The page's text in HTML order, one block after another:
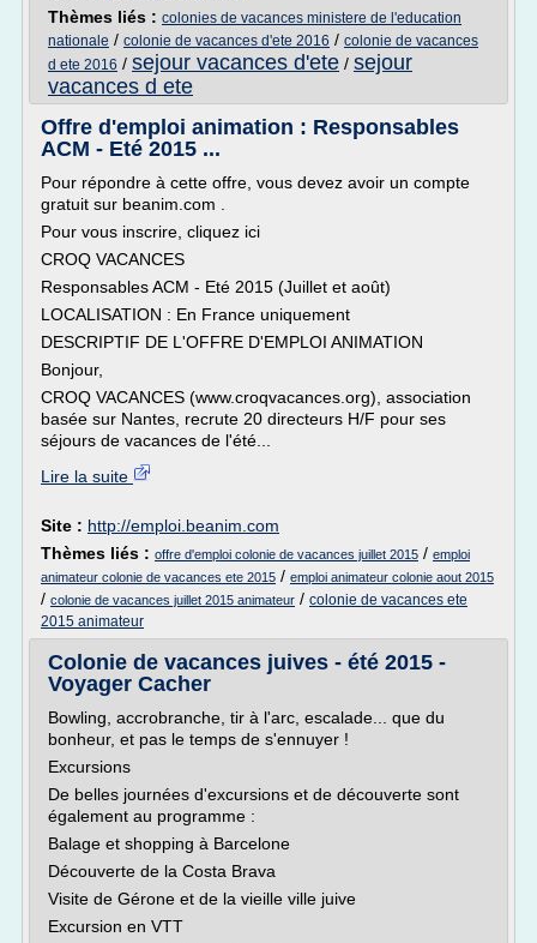
Thèmes liés : colonies de vacances ministere de l'education
nationale / colonie de vacances d'ete 2016 / colonie de vacances
d ete 2016 / sejour vacances d'ete / sejour
vacances d ete
Offre d'emploi animation : Responsables
ACM - Eté 2015 ...
Pour répondre à cette offre, vous devez avoir un compte
gratuit sur beanim.com .
Pour vous inscrire, cliquez ici
CROQ VACANCES
Responsables ACM - Eté 2015 (Juillet et août)
LOCALISATION : En France uniquement
DESCRIPTIF DE L'OFFRE D'EMPLOI ANIMATION
Bonjour,
CROQ VACANCES (www.croqvacances.org), association
basée sur Nantes, recrute 20 directeurs H/F pour ses
séjours de vacances de l'été...
Lire la suite
Site : http://emploi.beanim.com
Thèmes liés : offre d'emploi colonie de vacances juillet 2015 / emploi
animateur colonie de vacances ete 2015 / emploi animateur colonie aout 2015
/ colonie de vacances juillet 2015 animateur / colonie de vacances ete
2015 animateur
Colonie de vacances juives - été 2015 -
Voyager Cacher
Bowling, accrobranche, tir à l'arc, escalade... que du
bonheur, et pas le temps de s'ennuyer !
Excursions
De belles journées d'excursions et de découverte sont
également au programme :
Balage et shopping à Barcelone
Découverte de la Costa Brava
Visite de Gérone et de la vieille ville juive
Excursion en VTT